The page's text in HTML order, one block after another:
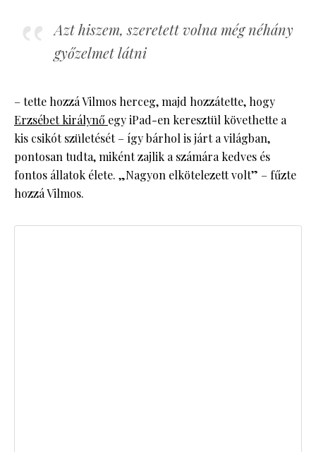
Azt hiszem, szeretett volna még néhány
győzelmet látni
– tette hozzá Vilmos herceg, majd hozzátette, hogy
Erzsébet királynő egy iPad-en keresztül követhette a
kis csikót születését – így bárhol is járt a világban,
pontosan tudta, miként zajlik a számára kedves és
fontos állatok élete. „Nagyon elkötelezett volt” – fűzte
hozzá Vilmos.